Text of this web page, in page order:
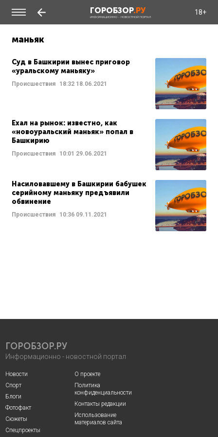
ГОРОБЗОР.РУ
ИНФОРМАЦИОННО - НОВОСТНОЙ ПОРТАЛ
18+
маньяк
Суд в Башкирии вынес приговор
«уральскому маньяку»
Происшествия 18:32 18.06.2021
Ехал на рынок: известно, как
«новоуральский маньяк» попал в
Башкирию
Происшествия 10:01 29.06.2021
Насиловавшему в Башкирии бабушек
серийному маньяку предъявили
обвинение
Происшествия 10:36 09.11.2021
ГОРОБЗОР.РУ
Информационно - новостной портал
Новости
Спорт
Блоги
Фотофакт
Сюжеты
Спецпроекты
О проекте
Политика
конфиденциальности
Контакты редакции
Использование
материалов сайта